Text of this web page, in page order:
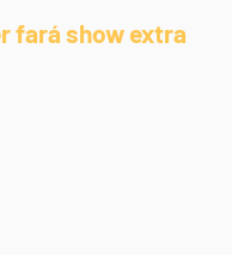
fará show extra